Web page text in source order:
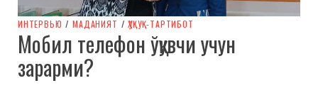
ИНТЕРВЬЮ / МАДАНИЯТ / ҲУҚУҚ-ТАРТИБОТ
Мобил телефон ўқувчи учун
зарарми?